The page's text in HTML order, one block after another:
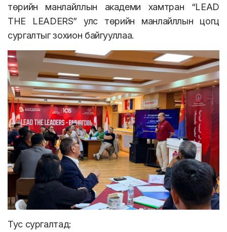
төрийн манлайллын академи хамтран “LEAD
THE LEADERS” улс төрийн манлайллын цогц
сургалтыг зохион байгууллаа.
Тус сургалтад: